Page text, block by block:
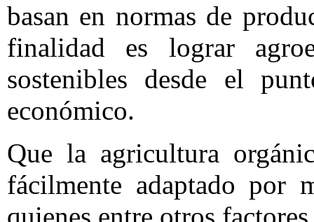
basan en normas de
finalidad es lograr
sostenibles desde el
económico.
Que la agricultura
fácilmente adaptado por